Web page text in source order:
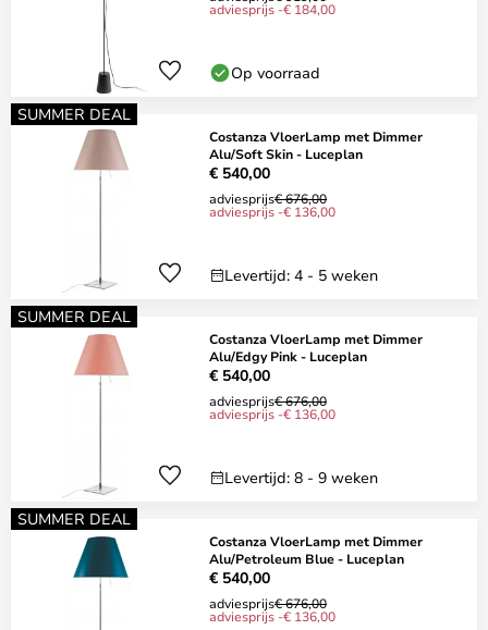
adviesprijs -€ 184,00
Op voorraad
SUMMER DEAL
Costanza VloerLamp met Dimmer
Alu/Soft Skin - Luceplan
€ 540,00
adviesprijs€ 676,00
adviesprijs -€ 136,00
Levertijd: 4 - 5 weken
SUMMER DEAL
Costanza VloerLamp met Dimmer
Alu/Edgy Pink - Luceplan
€ 540,00
adviesprijs€ 676,00
adviesprijs -€ 136,00
Levertijd: 8 - 9 weken
SUMMER DEAL
Costanza VloerLamp met Dimmer
Alu/Petroleum Blue - Luceplan
€ 540,00
adviesprijs€ 676,00
adviesprijs -€ 136,00